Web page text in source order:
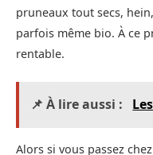
pruneaux tout secs,
parfois même bio. À ce
rentable.
📌 À lire aussi :
Alors si vous passez